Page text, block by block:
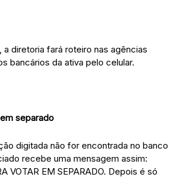
a diretoria fará roteiro nas agências
bancários da ativa pelo celular.
separado
digitada não for encontrada no banco
recebe uma mensagem assim:
VOTAR EM SEPARADO. Depois é só